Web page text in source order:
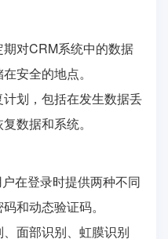
对CRM系统中的数据
安全的地点。
计划，包括在发生数据丢
数据和系统。
户在登录时提供两种不同
和动态验证码。
、面部识别、虹膜识别